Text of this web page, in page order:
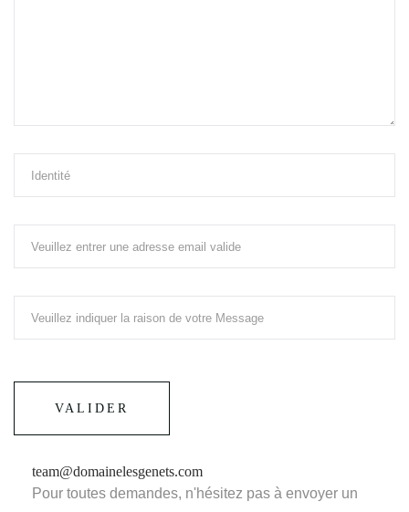
VALIDER
team@domainelesgenets.com
Pour toutes demandes, n'hésitez pas à envoyer un